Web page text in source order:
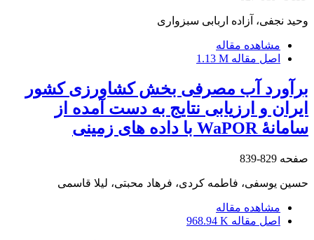
وحید نجفی، آزاده اربابی سبزواری
مشاهده مقاله
اصل مقاله 1.13 M
برآورد آب مصرفی بخش کشاورزی کشور
ایران و ارزیابی نتایج به‏ دست ‏آمده از
سامانۀ WaPOR با داده ‏های زمینی
صفحه 829-839
حسین یوسفی، فاطمه کردی، فرهاد محبتی، لیلا قاسمی
مشاهده مقاله
اصل مقاله 968.94 K